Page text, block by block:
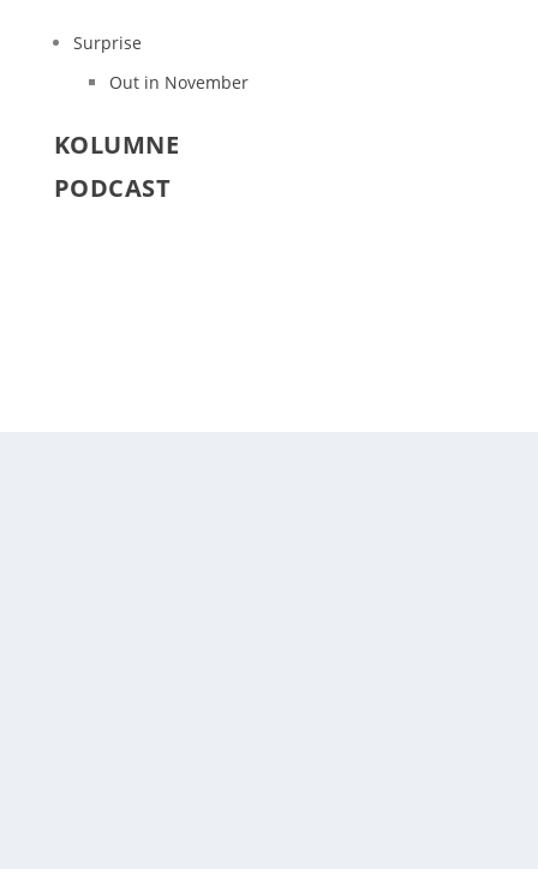
Surprise
Out in November
KOLUMNE
PODCAST